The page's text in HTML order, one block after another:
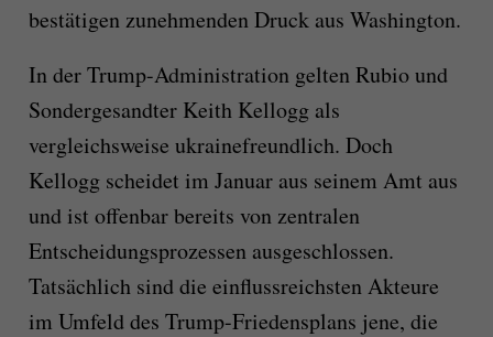
bestätigen zunehmenden Druck aus Washington.
In der Trump-Administration gelten Rubio und
Sondergesandter Keith Kellogg als
vergleichsweise ukrainefreundlich. Doch
Kellogg scheidet im Januar aus seinem Amt aus
und ist offenbar bereits von zentralen
Entscheidungsprozessen ausgeschlossen.
Tatsächlich sind die einflussreichsten Akteure
im Umfeld des Trump-Friedensplans jene, die